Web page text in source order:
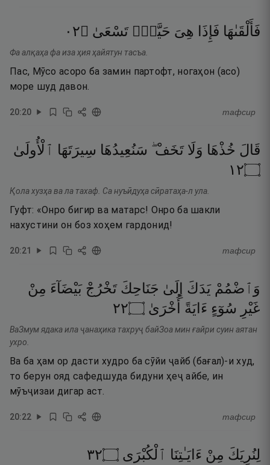
فَأَلْقَىٰهَا فَإِذَا هِىَ حَيَّةٌۭ تَسْعَىٰ ۝٢٠
Фа алқаҳа фа иза ҳия ҳайятун тасъа.
Пас, Мӯсо асоро ба замин партофт, ногаҳон (асо)
море шуд давон.
20:20 тафсир
قَالَ خُذْهَا وَلَا تَخَفْ ۖ سَنُعِيدُهَا سِيرَتَهَا ٱلْأُولَىٰ
۝٢١
Қола хузҳа ва ла тахаф. Са нуъӣдуҳа сӣратаҳа-л ула.
Гуфт: «Онро бигир ва матарс! Онро ба шакли
нахустини он боз хоҳем гардонид!
20:21 тафсир
وَٱضْمُمْ يَدَكَ إِلَىٰ جَنَاحِكَ تَخْرُجْ بَيْضَآءَ مِنْ
غَيْرِ سُوٓءٍ ءَايَةً أُخْرَىٰ ۝٢٢
ВаЗмум ядака ила ҷанаҳика тахруҷ байЗоа мин ғайри суин аятан
ухро.
Ва ба ҳам ор дасти худро ба сӯйи ҷайб (бағал)-и худ,
то берун ояд сафедшуда бидуни ҳеҷ айбе, ин
мӯъҷизаи дигар аст.
20:22 тафсир
لِنُرِيَكَ مِنْ ءَايَـٰتِنَا ٱلْكُبْرَى ۝٢٣